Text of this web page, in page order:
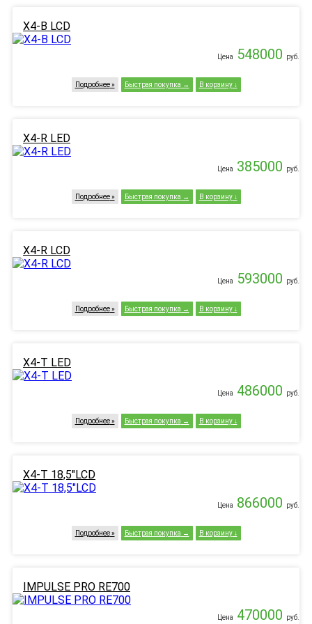
X4-B LCD
Цена 548000 руб.
Подробнее Быстрая покупка В корзину
X4-R LED
Цена 385000 руб.
Подробнее Быстрая покупка В корзину
X4-R LCD
Цена 593000 руб.
Подробнее Быстрая покупка В корзину
X4-T LED
Цена 486000 руб.
Подробнее Быстрая покупка В корзину
X4-T 18,5"LCD
Цена 866000 руб.
Подробнее Быстрая покупка В корзину
IMPULSE PRO RE700
Цена 470000 руб.